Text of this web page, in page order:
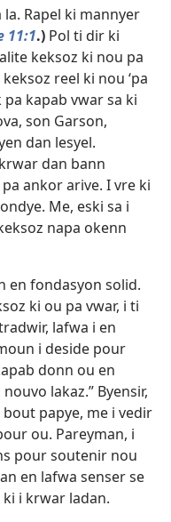
Rapel ki mannyer
11:1.) Pol ti dir ki
keksoz ki nou pa
reel ki nou ‘pa
pa kapab vwar sa ki
son Garson,
dan lesyel.
dan bann
pa ankor arive. I vre ki
Me, eski sa i
napa okenn
en fondasyon solid.
ki ou pa vwar, i ti
lafwa i en
i deside pour
donn ou en
lakaz.” Byensir,
papye, me i vedir
ou. Pareyman, i
pour soutenir nou
en lafwa senser se
ki i krwar ladan.